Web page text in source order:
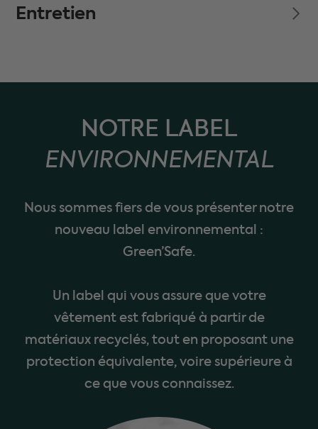
Entretien
NOTRE LABEL
ENVIRONNEMENTAL
Nous sommes fiers de vous présenter notre
nouveau label environnemental :
Green’Safe.
Un label qui vous assure que votre
vêtement est fabriqué à partir de
matériaux recyclés, tout en proposant une
protection équivalente, voire supérieure à
ce que vous connaissez.